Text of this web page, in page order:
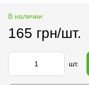
В наличии
165 грн/шт.
шт.